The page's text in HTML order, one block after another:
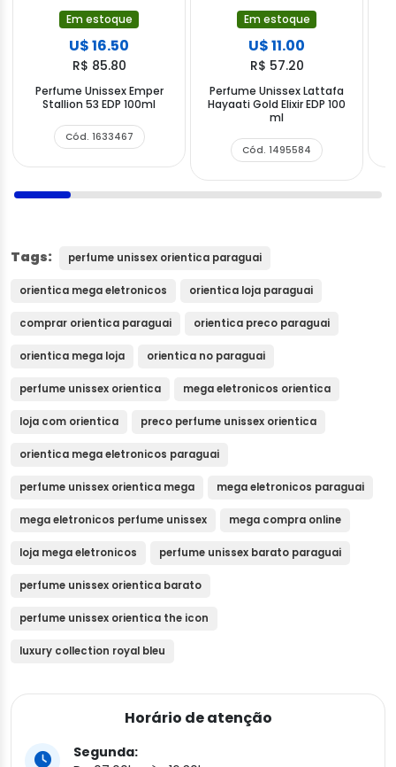
Em estoque
U$ 16.50
R$ 85.80
Perfume Unissex Emper
Stallion 53 EDP 100ml
Cód. 1633467
Em estoque
U$ 11.00
R$ 57.20
Perfume Unissex Lattafa
Hayaati Gold Elixir EDP 100
ml
Cód. 1495584
Tags: perfume unissex orientica paraguai
orientica mega eletronicos orientica loja paraguai
comprar orientica paraguai orientica preco paraguai
orientica mega loja orientica no paraguai
perfume unissex orientica mega eletronicos orientica
loja com orientica preco perfume unissex orientica
orientica mega eletronicos paraguai
perfume unissex orientica mega mega eletronicos paraguai
mega eletronicos perfume unissex mega compra online
loja mega eletronicos perfume unissex barato paraguai
perfume unissex orientica barato
perfume unissex orientica the icon
luxury collection royal bleu
Horário de atenção
Segunda: